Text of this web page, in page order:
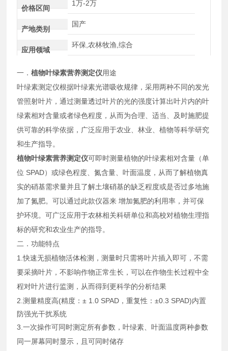
价格区间
1万-2万
产地类别
国产
应用领域
环保,农林牧渔,综合
一．植物叶绿素营养测定仪用途
叶绿素测定仪根据叶绿素光谱吸收规律，采用两种不同的发光
管照射叶片，通过测量透过叶片的光的强度计算出叶片内的叶
绿素相对含量或者绿色程度，从而为合理、适当、及时施肥提
供可靠的科学依据，广泛应用于农业、林业、植物等科学研究
和生产指导。
植物叶绿素营养测定仪可即时测量植物的叶绿素相对含量（单
位 SPAD）或绿色程度、氮含量、叶面温度，从而了解植物真
实的硝基需求量并且了解土壤硝基的缺乏程度或是否过多地施
加了氮肥。可以通过此款仪器来 增加氮肥的利用率，并可保
护环境。可广泛应用于农林相关科研单位和高校对植物生理指
标的研究和农业生产的指导。
二．功能特点
1.快速无损植物活体检测，测量时只需将叶片插入即可，不需
要采摘叶片，不影响作物正常生长，可以在作物生长过程中全
程对叶片进行监测，从而得到更科学的分析结果
2.测量精度高(精度：± 1.0 SPAD，重复性：±0.3 SPAD)内置
防强光干扰系统
3.一次操作可同时测定所有参数，叶绿素、叶面温度两种参数
同一屏幕同时显示，且可同时储存